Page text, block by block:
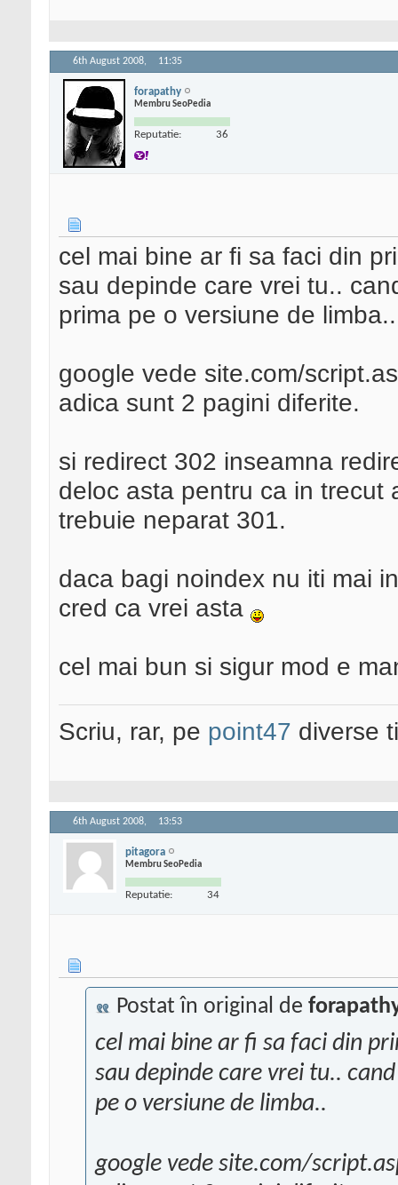
6th August 2008, 11:35
forapathy
Membru SeoPedia
Reputatie: 36
cel mai bine ar fi sa faci din
sau depinde care vrei tu..
prima pe o versiune de limba..
google vede site.com/
adica sunt 2 pagini diferite.
si redirect 302 inseamna
deloc asta pentru ca in trecut
trebuie neparat 301.
daca bagi noindex nu iti mai
cred ca vrei asta
cel mai bun si sigur mod e
Scriu, rar, pe point47 diverse
6th August 2008, 13:53
pitagora
Membru SeoPedia
Reputatie: 34
Postat în original de
cel mai bine ar fi sa faci din
sau depinde care vrei tu..
pe o versiune de limba..
google vede site.com/